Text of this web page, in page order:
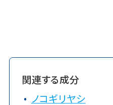
関連する成分
ノコギリヤシ